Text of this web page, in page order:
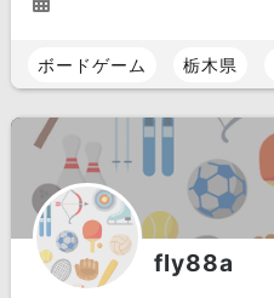
ボードゲーム 栃木県
fly88a